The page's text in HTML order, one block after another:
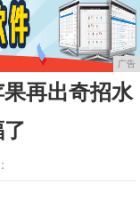
广告
再出奇招水